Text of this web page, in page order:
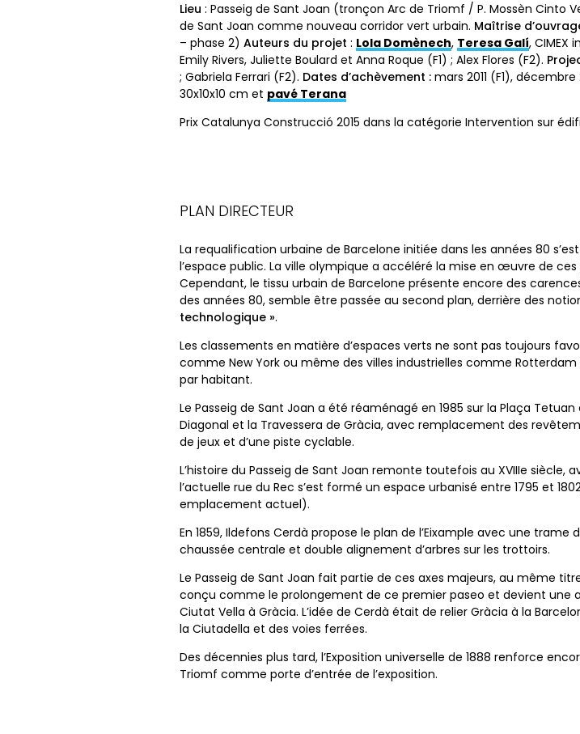
Lieu : Passeig de Sant Joan (tronçon Arc de Triomf / P. Mossèn Cinto
de Sant Joan comme nouveau corridor vert urbain. Maîtrise
– phase 2) Auteurs du projet : Lola Domènech, Teresa Galí, CIMEX
Emily Rivers, Juliette Boulard et Anna Roque (F1) ; Alex Flores (F2).
; Gabriela Ferrari (F2). Dates d’achèvement : mars 2011 (F1), décembre
30x10x10 cm et pavé Terana
Prix Catalunya Construcció 2015 dans la catégorie Intervention sur
PLAN DIRECTEUR
La requalification urbaine de Barcelone initiée dans les années 80
l’espace public. La ville olympique a accéléré la mise en œuvre de
Cependant, le tissu urbain de Barcelone présente encore des
des années 80, semble être passée au second plan, derrière des
technologique ».
Les classements en matière d’espaces verts ne sont pas toujours
comme New York ou même des villes industrielles comme
par habitant.
Le Passeig de Sant Joan a été réaménagé en 1985 sur la Plaça
Diagonal et la Travessera de Gràcia, avec remplacement des
de jeux et d’une piste cyclable.
L’histoire du Passeig de Sant Joan remonte toutefois au XVIIIe
l’actuelle rue du Rec s’est formé un espace urbanisé entre 1795 et
emplacement actuel).
En 1859, Ildefons Cerdà propose le plan de l’Eixample avec une
chaussée centrale et double alignement d’arbres sur les trottoirs.
Le Passeig de Sant Joan fait partie de ces axes majeurs, au même
conçu comme le prolongement de ce premier paseo et devient une
Ciutat Vella à Gràcia. L’idée de Cerdà était de relier Gràcia à la
la Ciutadella et des voies ferrées.
Des décennies plus tard, l’Exposition universelle de 1888 renforce
Triomf comme porte d’entrée de l’exposition.